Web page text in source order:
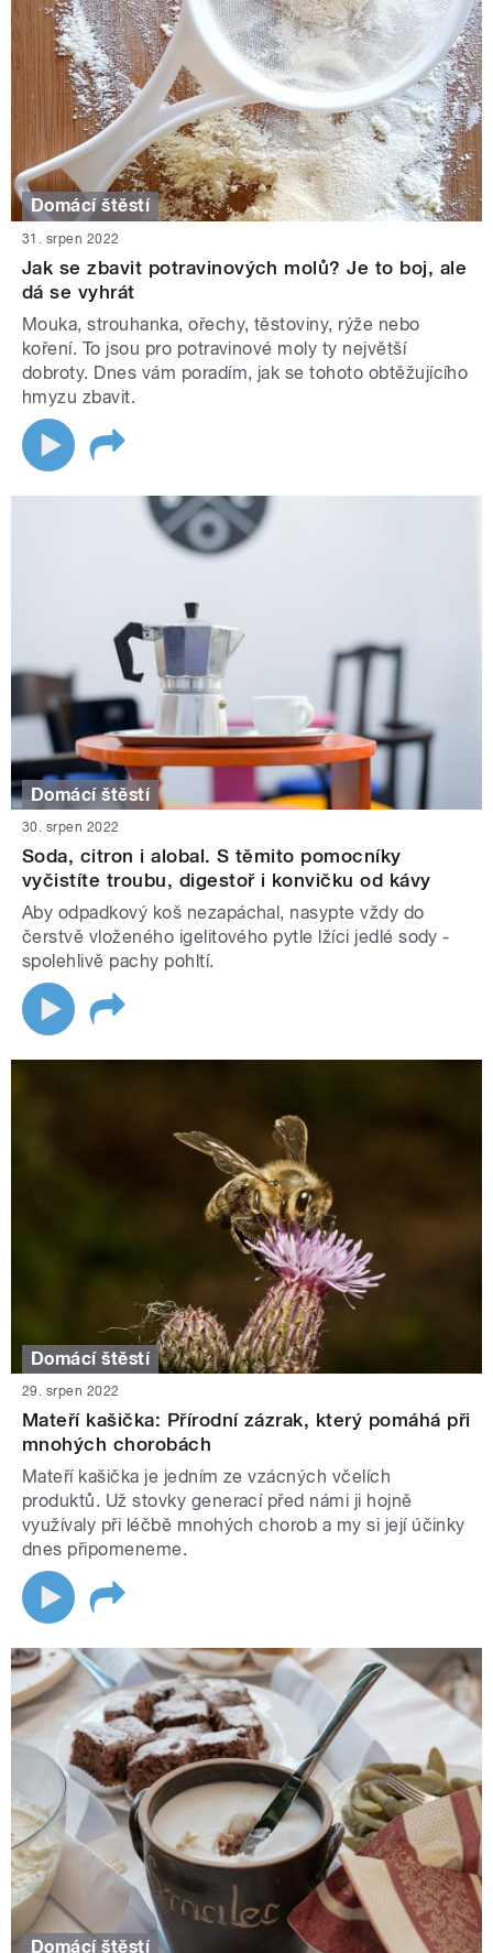
Domácí štěstí
31. srpen 2022
Jak se zbavit potravinových molů? Je to boj, ale
dá se vyhrát
Mouka, strouhanka, ořechy, těstoviny, rýže nebo
koření. To jsou pro potravinové moly ty největší
dobroty. Dnes vám poradím, jak se tohoto obtěžujícího
hmyzu zbavit.
Domácí štěstí
30. srpen 2022
Soda, citron i alobal. S těmito pomocníky
vyčistíte troubu, digestoř i konvičku od kávy
Aby odpadkový koš nezapáchal, nasypte vždy do
čerstvě vloženého igelitového pytle lžíci jedlé sody -
spolehlivě pachy pohltí.
Domácí štěstí
29. srpen 2022
Mateří kašička: Přírodní zázrak, který pomáhá při
mnohých chorobách
Mateří kašička je jedním ze vzácných včelích
produktů. Už stovky generací před námi ji hojně
využívaly při léčbě mnohých chorob a my si její účinky
dnes připomeneme.
Domácí štěstí